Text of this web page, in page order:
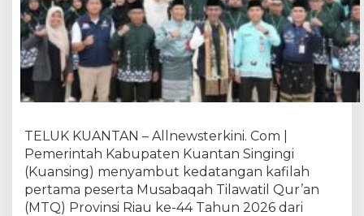
u
a
n
M
e
a
t
i
T
i
b
TELUK KUANTAN – Allnewsterkini. Com |
Pemerintah Kabupaten Kuantan Singingi
(Kuansing) menyambut kedatangan kafilah
pertama peserta Musabaqah Tilawatil Qur’an
(MTQ) Provinsi Riau ke-44 Tahun 2026 dari